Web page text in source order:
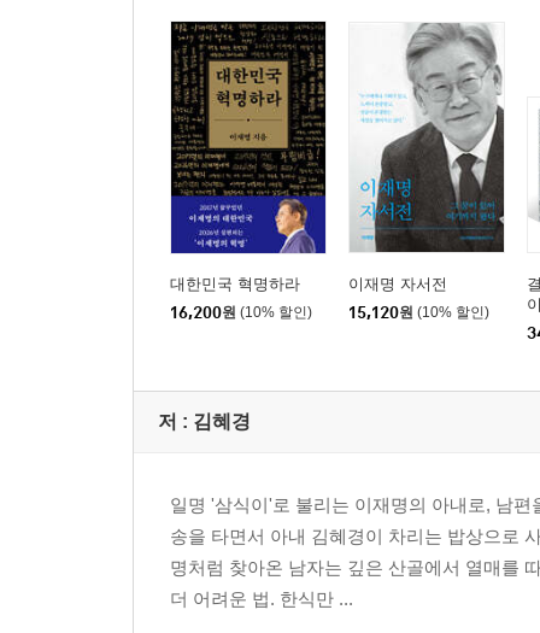
3. 도시락통 부자
1단계:채소죽/나박김치
2단계:진밥/쇠고기뭇국/달걀말이/김치볶음/양배추
3단계:아욱국/전복채소볶음/부추전/우엉주먹밥
4. 먹을 수 있는 것과 없는 것
5. 남편의 생일상
떡잡채/성게미역국/갈비구이
6. 도시락 싸는 엄마
닭고기월남쌈/아보카도달걀샐러드
세 번째. 함께 먹는 즐거움
호두파이/약식
2. 손님 맞는 꿈
양식세트:아스파라거스수프/주먹밥/와인소스스테
한식세트:삼색양배추말이/곶감나물무침/로스편채
대한민국 혁명하라
16,200원 (10% 할인)
이재명 자서전
15,120원 (10% 할인)
저 : 김혜경
일명 '삼식이'로 불리는 이재명의 아내로, 남
송을 타면서 아내 김혜경이 차리는 밥상으로
명처럼 찾아온 남자는 깊은 산골에서 열매를
더 어려운 법. 한식만 ...